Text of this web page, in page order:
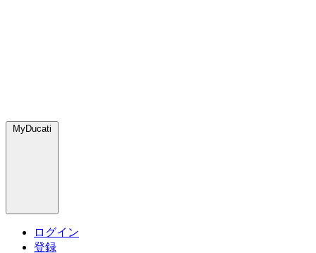
MyDucati
ログイン
登録